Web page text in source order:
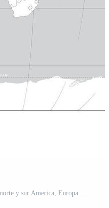
mundo mapa. político mapas de norte y sur America, Europa y Asia, África y Australia continentes mundo mapa países y país nombres Vector Gratis